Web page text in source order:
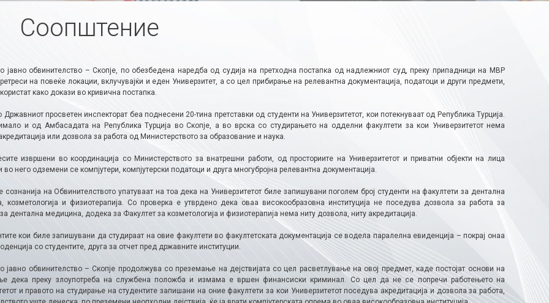
Соопштение
јавно обвинителство – Скопје, по обезбедена наредба од судија на претходна постапка од надлежниот суд, преку припадници на МВР
на повеќе локации, вклучувајќи и еден Универзитет, а со цел прибирање на релевантна документација, податоци и други предмети,
како докази во кривична постапка.
просветен инспекторат беа поднесени 20-тина претставки од студенти на Универзитетот, кои потекнуваат од Република Турција.
и од Амбасадата на Република Турција во Скопје, а во врска со студирањето на одделни факултети за кои Универзитетот нема
или дозвола за работа од Министерството за образование и наука.
извршени во координација со Министерството за внатрешни работи, од просториите на Универзитетот и приватни објекти на лица
во него одземени се компјутери, компјутерски податоци и друга многубројна релевантна документација.
сознанија на Обвинителството упатуваат на тоа дека на Универзитетот биле запишувани поголем број студенти на факултети за дентална
козметологија и физиотерапија. Со проверка е утврдено дека оваа високообразовна институција не поседува дозвола за работа за
дентална медицина, додека за Факултет за козметологија и физиотерапија нема ниту дозвола, ниту акредитација.
кои биле запишувани да студираат на овие факултети во факултетската документација се водела паралелна евиденција – покрај онаа
со студентите, друга за отчет пред државните институции.
јавно обвинителство – Скопје продолжува со преземање на дејствијата со цел расветлување на овој предмет, каде постојат основи на
дека преку злоупотреба на службена положба и измама е вршен финансиски криминал. Со цел да не се попречи работењето на
и правото на студирање на студентите запишани на оние факултети за кои Универзитетот поседува акредитација и дозвола за работа,